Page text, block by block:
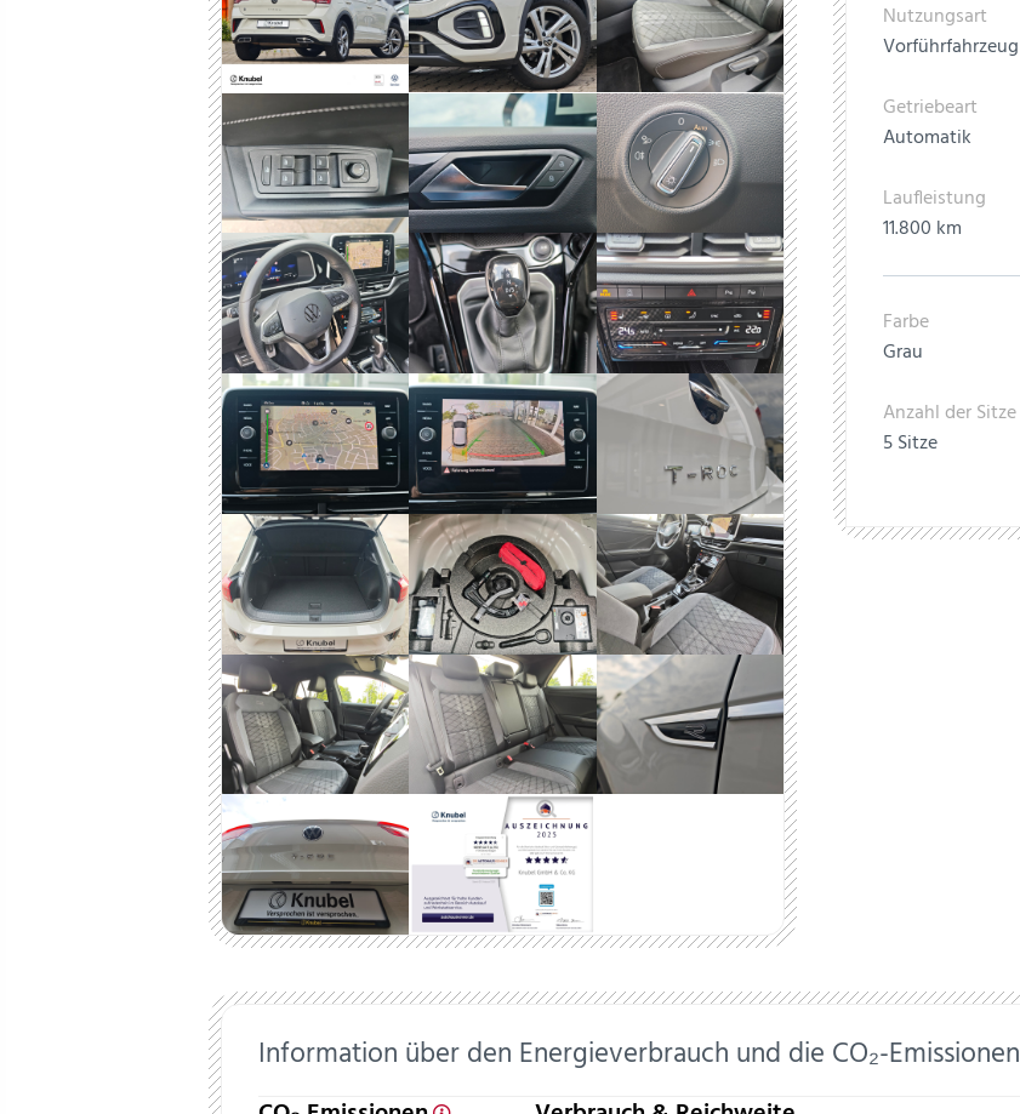
Nutzungsart
Vorführfahrzeug
Getriebeart
Automatik
Laufleistung
11.800 km
Farbe
Grau
Anzahl der Sitze
5 Sitze
Information über den Energieverbrauch und die CO₂-Emissionen